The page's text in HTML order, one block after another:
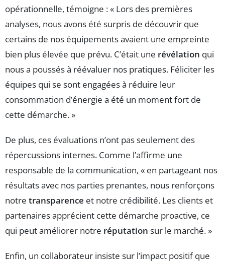
opérationnelle, témoigne : « Lors des premières
analyses, nous avons été surpris de découvrir que
certains de nos équipements avaient une empreinte
bien plus élevée que prévu. C’était une révélation qui
nous a poussés à réévaluer nos pratiques. Féliciter les
équipes qui se sont engagées à réduire leur
consommation d’énergie a été un moment fort de
cette démarche. »
De plus, ces évaluations n’ont pas seulement des
répercussions internes. Comme l’affirme une
responsable de la communication, « en partageant nos
résultats avec nos parties prenantes, nous renforçons
notre transparence et notre crédibilité. Les clients et
partenaires apprécient cette démarche proactive, ce
qui peut améliorer notre réputation sur le marché. »
Enfin, un collaborateur insiste sur l’impact positif que